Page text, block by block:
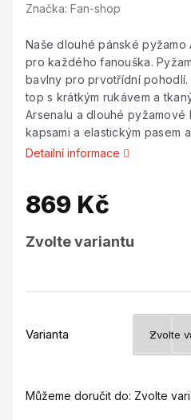
Značka: Fan-shop
Naše dlouhé pánské pyžamo
pro každého fanouška.
bavlny pro prvotřídní
top s krátkým rukávem a
Arsenalu a dlouhé pyžamové
kapsami a elastickým pasem
Detailní informace
869 Kč
cena:
Zvolte variantu
Varianta
Můžeme doručit do: Zvolte